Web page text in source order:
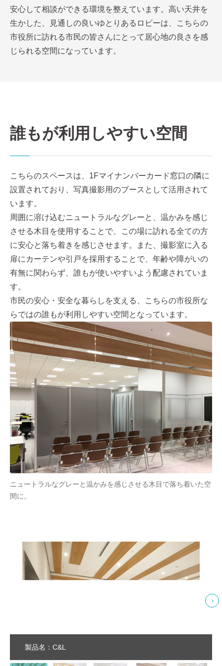
安心して相談ができる環境を整えています。高い天井を
生かした、見通しの良いゆとりあるロビーは、こちらの
市役所に訪れる市民の皆さんにとって居心地の良さを感
じられる空間になっています。
誰もが利用しやすい空間
こちらのスペースは、1Fマイナンバーカード窓口の隣に
設置されており、写真撮影用のブースとして活用されて
います。
周囲に溶け込むニュートラルなグレーと、温かみを感じ
させる木目を使用することで、この場に訪れる全ての方
に安心と落ち着きを感じさせます。また、撮影室に入る
扉にカーテンや引戸を採用することで、年齢や障がいの
有無に関わらず、誰もが使いやすいよう配慮されていま
す。
市民の安心・安全な暮らしを支える、こちらの市役所な
らではの誰もが利用しやすい空間となっています。
ニュートラルなグレーと温かみを感じさせる木目で落ち着いた空
間に。
製品名：C&L